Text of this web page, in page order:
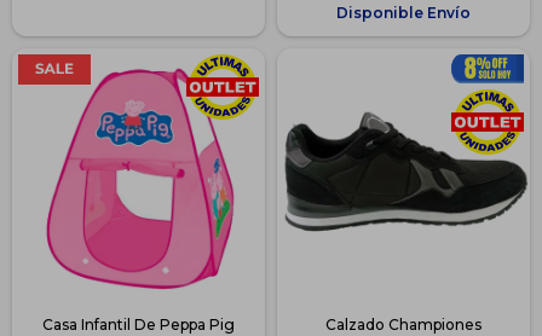
Disponible Envío
Casa Infantil De Peppa Pig
Calzado Championes